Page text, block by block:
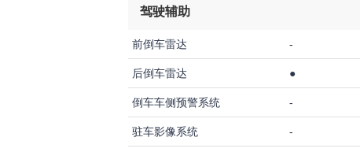
驾驶辅助
前倒车雷达 -
后倒车雷达 ●
倒车车侧预警系统 -
驻车影像系统 -